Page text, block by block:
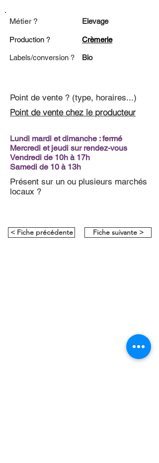
Métier ? Elevage
Production ? Crèmerie
Labels/conversion ? Bio
Point de vente ? (type, horaires...)
Lundi mardi et dimanche : fermé
Mercredi et jeudi sur rendez-vous
Vendredi de 10h à 17h
Samedi de 10 à 13h
Point de vente chez le producteur
Présent sur un ou plusieurs marchés
locaux ?
< Fiche précédente Fiche suivante >